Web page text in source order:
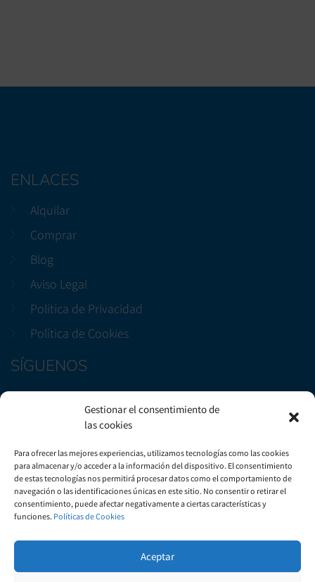
Gestionar el consentimiento de
las cookies
Para ofrecer las mejores experiencias, utilizamos tecnologías como las cookies
para almacenar y/o acceder a la información del dispositivo. El consentimiento
de estas tecnologías nos permitirá procesar datos como el comportamiento de
navegación o las identificaciones únicas en este sitio. No consentir o retirar el
consentimiento, puede afectar negativamente a ciertas características y
funciones. Políticas de Cookies
Aceptar
ENLACES
Alquilar
Comprar
Blog
Aviso Legal
Política de Privacidad
Política de Cookies
SÍGUENOS
Facebook
Instagram
CONTÁCTENOS
Avenida Marítima, 29, Bloque B3, Local 2. Candelaria
+(34) 922 50 51 57